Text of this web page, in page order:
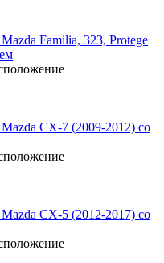
Familia, 323, Protege
CX-7 (2009-2012) со
CX-5 (2012-2017) со